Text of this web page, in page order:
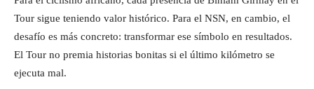
Tour sigue teniendo valor histórico. Para el NSN, en cambio, el
desafío es más concreto: transformar ese símbolo en resultados.
El Tour no premia historias bonitas si el último kilómetro se
ejecuta mal.